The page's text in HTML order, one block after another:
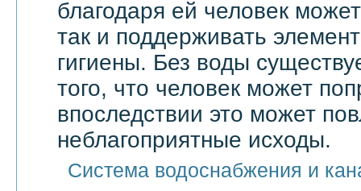
благодаря ей человек
так и поддерживать
гигиены. Без воды
того, что человек может
впоследствии это может
неблагоприятные исходы.
Система водоснабжения и